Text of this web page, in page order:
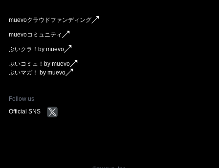
muevoクラウドファンディング
muevoコミュニティ
ぶいクラ！by muevo
ぶいコミュ！by muevo
ぶいマガ！ by muevo
Follow us
Official SNS